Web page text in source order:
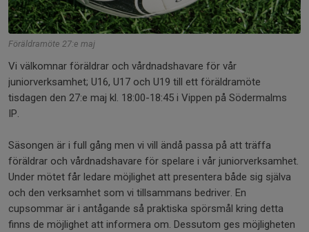
Föräldramöte 27:e maj
Vi välkomnar föräldrar och vårdnadshavare för vår
juniorverksamhet; U16, U17 och U19 till ett föräldramöte
tisdagen den 27:e maj kl. 18:00-18:45 i Vippen på Södermalms
IP.
Säsongen är i full gång men vi vill ändå passa på att träffa
föräldrar och vårdnadshavare för spelare i vår juniorverksamhet.
Under mötet får ledare möjlighet att presentera både sig själva
och den verksamhet som vi tillsammans bedriver. En
cupsommar är i antågande så praktiska spörsmål kring detta
finns de möjlighet att informera om. Dessutom ges möjligheten